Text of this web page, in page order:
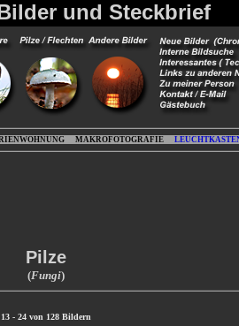
und Steckbrief
MAKROFOTOGRAFIE
Pilze
(Fungi)
13 - 24 von 128 Bildern